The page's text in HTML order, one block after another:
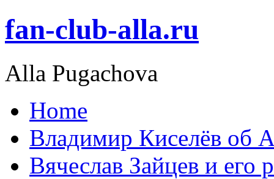
fan-club-alla.ru
Alla Pugachova
Home
Владимир Киселёв об
Вячеслав Зайцев и его